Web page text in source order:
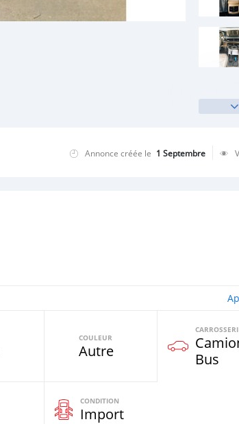
Annonce créée le 1 Septembre
COULEUR
Autre
Bus
CONDITION
Import